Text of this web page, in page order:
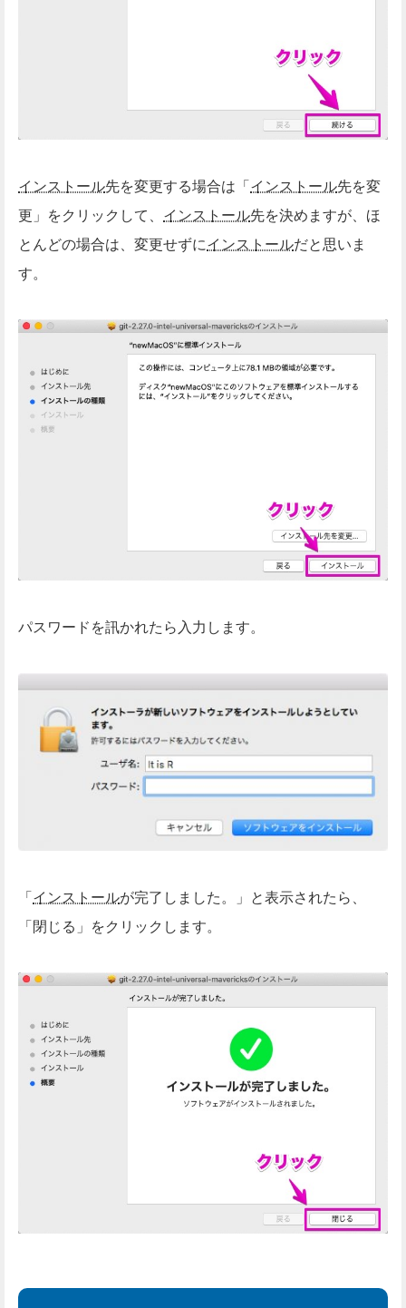
インストール先を変更する場合は「インストール先を変
更」をクリックして、 インストール先を決めますが、ほ
とんどの場合は、変更せずにインストールだと思いま
す。
パスワードを訊かれたら入力します。
「インストールが完了しました。」と表示されたら、
「閉じる」をクリックします。